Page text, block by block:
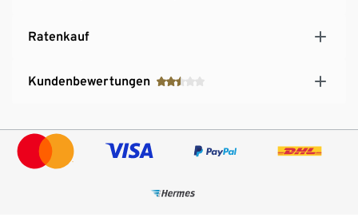
Ratenkauf
Kundenbewertungen